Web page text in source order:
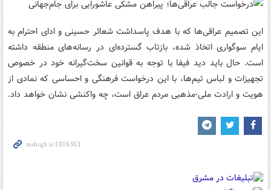
این تصمیم عراقی‌ها که با هدف پاسداشت شعائر حسینی و ادای احترام به
ایام سوگواری اتخاذ شده، بازتاب گسترده‌ای در رسانه‌های منطقه داشته
است. حال باید دید فیفا با توجه به قوانین سخت‌گیرانه خود در خصوص
تجهیزات و لباس تیم‌ها، با این درخواست فرهنگی و احساسی که نمادی از
هویت و ارادت ملی-مذهبی مردم عراق است، چه واکنشی نشان خواهد داد.